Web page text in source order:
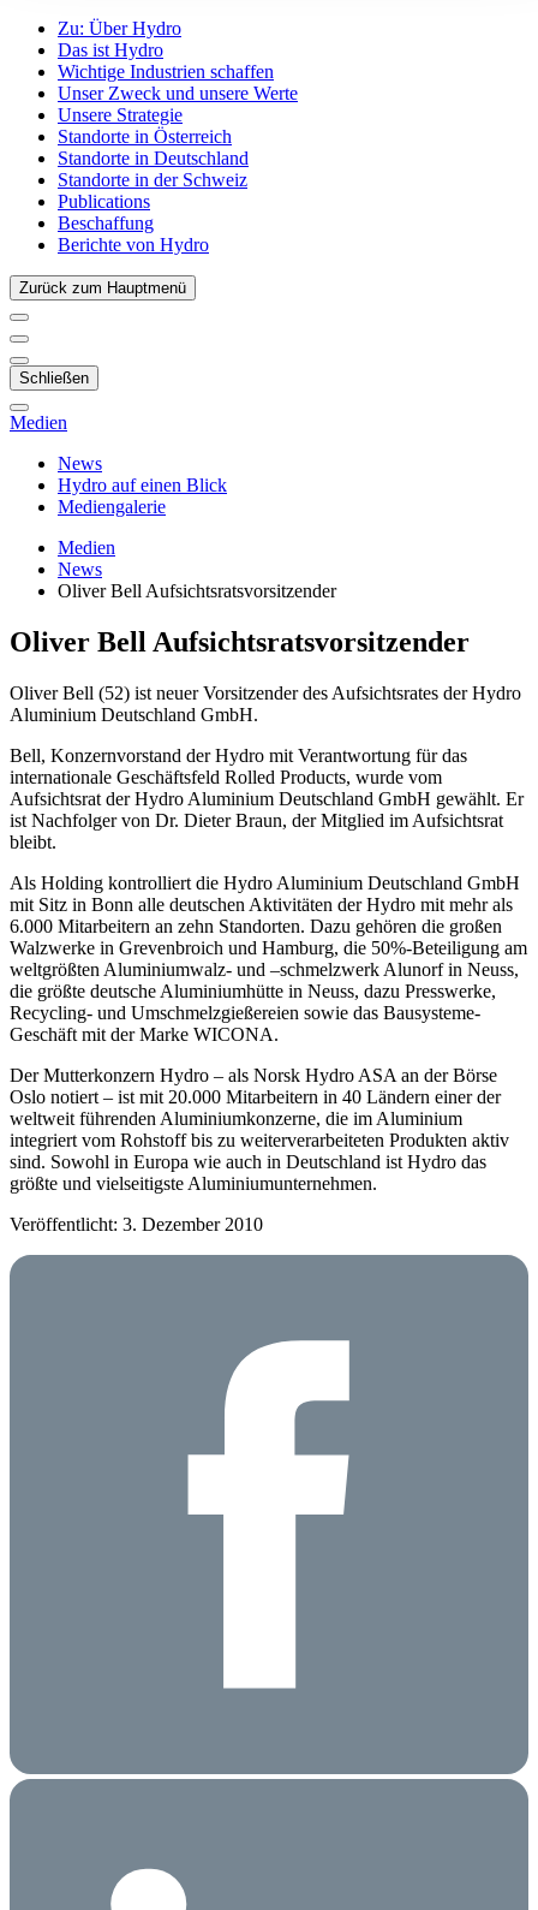
Zu: Über Hydro
Das ist Hydro
Wichtige Industrien schaffen
Unser Zweck und unsere Werte
Unsere Strategie
Standorte in Österreich
Standorte in Deutschland
Standorte in der Schweiz
Publications
Beschaffung
Berichte von Hydro
Zurück zum Hauptmenü
Schließen
Medien
News
Hydro auf einen Blick
Mediengalerie
Medien
News
Oliver Bell Aufsichtsratsvorsitzender
Oliver Bell Aufsichtsratsvorsitzender
Oliver Bell (52) ist neuer Vorsitzender des Aufsichtsrates der Hydro
Aluminium Deutschland GmbH.
Bell, Konzernvorstand der Hydro mit Verantwortung für das
internationale Geschäftsfeld Rolled Products, wurde vom
Aufsichtsrat der Hydro Aluminium Deutschland GmbH gewählt. Er
ist Nachfolger von Dr. Dieter Braun, der Mitglied im Aufsichtsrat
bleibt.
Als Holding kontrolliert die Hydro Aluminium Deutschland GmbH
mit Sitz in Bonn alle deutschen Aktivitäten der Hydro mit mehr als
6.000 Mitarbeitern an zehn Standorten. Dazu gehören die großen
Walzwerke in Grevenbroich und Hamburg, die 50%-Beteiligung am
weltgrößten Aluminiumwalz- und –schmelzwerk Alunorf in Neuss,
die größte deutsche Aluminiumhütte in Neuss, dazu Presswerke,
Recycling- und Umschmelzgießereien sowie das Bausysteme-
Geschäft mit der Marke WICONA.
Der Mutterkonzern Hydro – als Norsk Hydro ASA an der Börse
Oslo notiert – ist mit 20.000 Mitarbeitern in 40 Ländern einer der
weltweit führenden Aluminiumkonzerne, die im Aluminium
integriert vom Rohstoff bis zu weiterverarbeiteten Produkten aktiv
sind. Sowohl in Europa wie auch in Deutschland ist Hydro das
größte und vielseitigste Aluminiumunternehmen.
Veröffentlicht: 3. Dezember 2010